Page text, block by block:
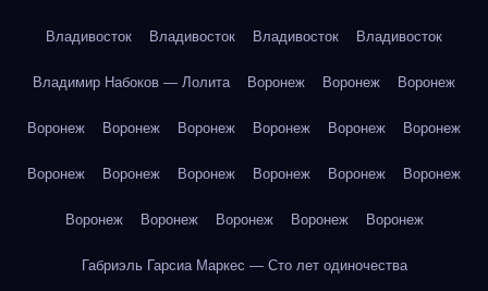
Владивосток Владивосток Владивосток Владивосток
Владимир Набоков — Лолита Воронеж Воронеж Воронеж
Воронеж Воронеж Воронеж Воронеж Воронеж Воронеж
Воронеж Воронеж Воронеж Воронеж Воронеж Воронеж
Воронеж Воронеж Воронеж Воронеж Воронеж
Габриэль Гарсиа Маркес — Сто лет одиночества